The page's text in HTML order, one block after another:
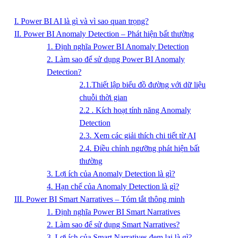
I. Power BI AI là gì và vì sao quan trọng?
II. Power BI Anomaly Detection – Phát hiện bất thường
1. Định nghĩa Power BI Anomaly Detection
2. Làm sao để sử dụng Power BI Anomaly
Detection?
2.1.Thiết lập biểu đồ đường với dữ liệu
chuỗi thời gian
2.2 . Kích hoạt tính năng Anomaly
Detection
2.3. Xem các giải thích chi tiết từ AI
2.4. Điều chỉnh ngưỡng phát hiện bất
thường
3. Lợi ích của Anomaly Detection là gì?
4. Hạn chế của Anomaly Detection là gì?
III. Power BI Smart Narratives – Tóm tắt thông minh
1. Định nghĩa Power BI Smart Narratives
2. Làm sao để sử dụng Smart Narratives?